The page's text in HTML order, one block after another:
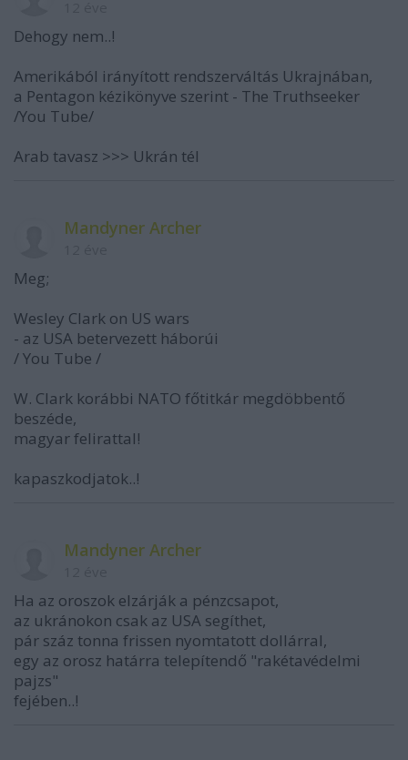
Dehogy nem..!
Amerikából irányított rendszerváltás Ukrajnában,
a Pentagon kézikönyve szerint - The Truthseeker
/You Tube/
Arab tavasz >>> Ukrán tél
Mandyner Archer
Meg;
Wesley Clark on US wars
- az USA betervezett háborúi
/ You Tube /
W. Clark korábbi NATO főtitkár megdöbbentő
beszéde,
magyar felirattal!
kapaszkodjatok..!
Mandyner Archer
Ha az oroszok elzárják a pénzcsapot,
az ukránokon csak az USA segíthet,
pár száz tonna frissen nyomtatott dollárral,
egy az orosz határra telepítendő "rakétavédelmi
pajzs"
fejében..!